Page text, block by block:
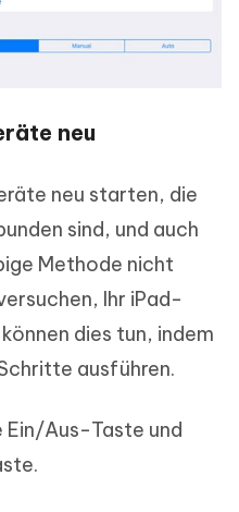
neu
neu starten, die
sind, und auch
Methode nicht
Ihr iPad-
dies tun, indem
ausführen.
Ein/Aus-Taste und